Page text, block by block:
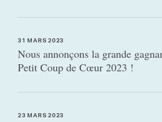
31 MARS 2023
Nous annonçons la grande
Petit Coup de Cœur 2023 !
23 MARS 2023